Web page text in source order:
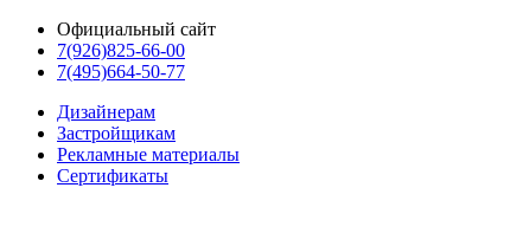
Официальный сайт
7(926)825-66-00
7(495)664-50-77
Дизайнерам
Застройщикам
Рекламные материалы
Сертификаты